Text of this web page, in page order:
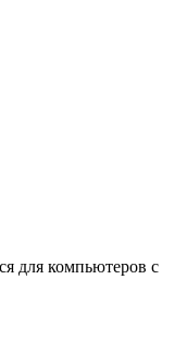
для компьютеров с